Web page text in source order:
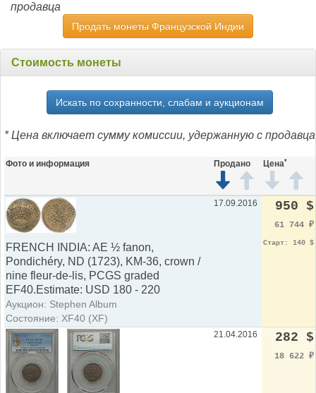
продавца
Продать монеты Французской Индии
Стоимость монеты
Искать по сохранности, слабам и аукционам
* Цена включает сумму комиссии, удержанную с продавца
Фото и информация Продано Цена*
FRENCH INDIA: AE ½ fanon,
Pondichéry, ND (1723), KM-36, crown /
nine fleur-de-lis, PCGS graded
EF40.Estimate: USD 180 - 220
Аукцион: Stephen Album
Состояние: XF40 (XF)
17.09.2016 950 $
61 744 ₽
Старт: 140 $
21.04.2016 282 $
18 622 ₽